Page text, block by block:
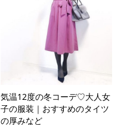
気温12度の冬コーデ♡大人女
子の服装｜おすすめのタイツ
の厚みなど